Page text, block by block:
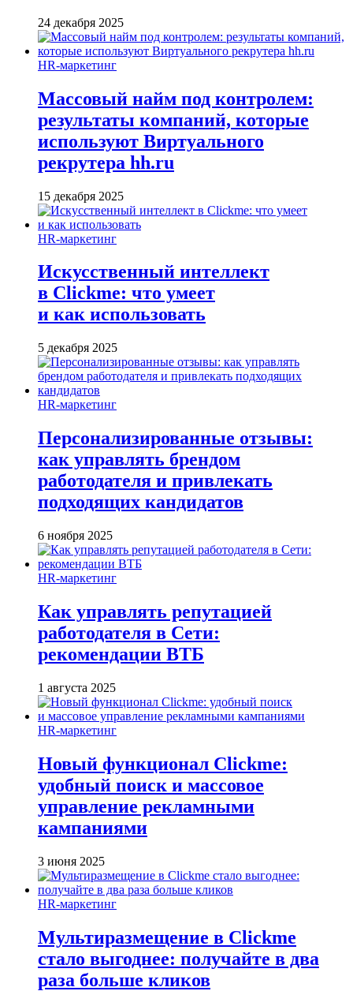
24 декабря 2025
HR-маркетинг
Массовый найм под контролем:
результаты компаний, которые
используют Виртуального
рекрутера hh.ru
15 декабря 2025
HR-маркетинг
Искусственный интеллект
в Clickme: что умеет
и как использовать
5 декабря 2025
HR-маркетинг
Персонализированные отзывы:
как управлять брендом
работодателя и привлекать
подходящих кандидатов
6 ноября 2025
HR-маркетинг
Как управлять репутацией
работодателя в Сети:
рекомендации ВТБ
1 августа 2025
HR-маркетинг
Новый функционал Clickme:
удобный поиск и массовое
управление рекламными
кампаниями
3 июня 2025
HR-маркетинг
Мультиразмещение в Clickme
стало выгоднее: получайте в два
раза больше кликов